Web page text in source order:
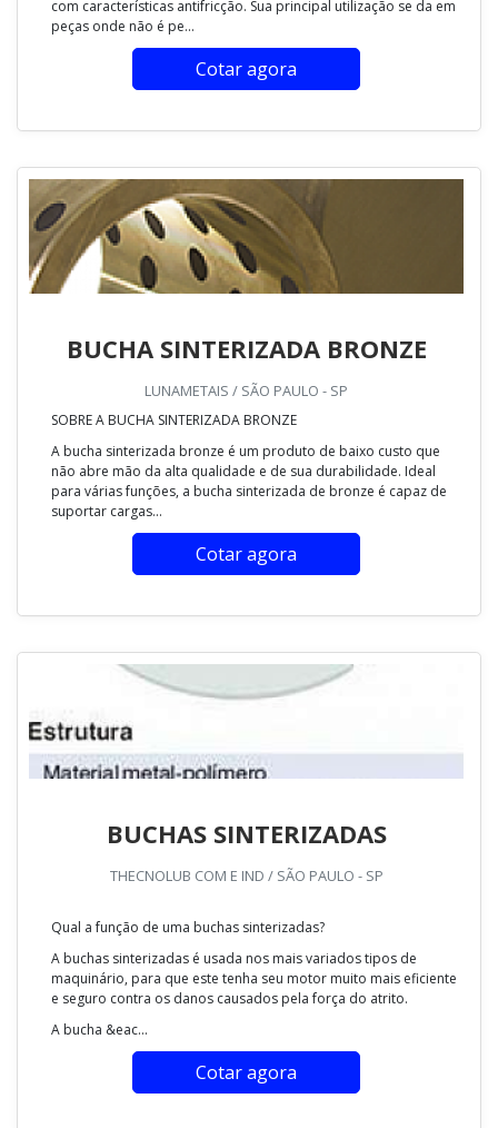
com características antifricção. Sua principal utilização se da em
peças onde não é pe...
Cotar agora
BUCHA SINTERIZADA BRONZE
LUNAMETAIS / SÃO PAULO - SP
SOBRE A BUCHA SINTERIZADA BRONZE
A bucha sinterizada bronze é um produto de baixo custo que
não abre mão da alta qualidade e de sua durabilidade. Ideal
para várias funções, a bucha sinterizada de bronze é capaz de
suportar cargas...
Cotar agora
BUCHAS SINTERIZADAS
THECNOLUB COM E IND / SÃO PAULO - SP
Qual a função de uma buchas sinterizadas?
A buchas sinterizadas é usada nos mais variados tipos de
maquinário, para que este tenha seu motor muito mais eficiente
e seguro contra os danos causados pela força do atrito.
A bucha &eac...
Cotar agora